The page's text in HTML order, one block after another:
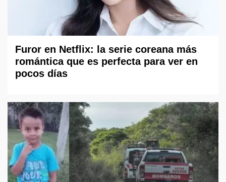
Furor en Netflix: la serie coreana más
romántica que es perfecta para ver en
pocos días